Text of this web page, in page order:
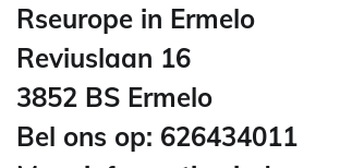
Rseurope in Ermelo
Reviuslaan 16
3852 BS Ermelo
Bel ons op: 626434011